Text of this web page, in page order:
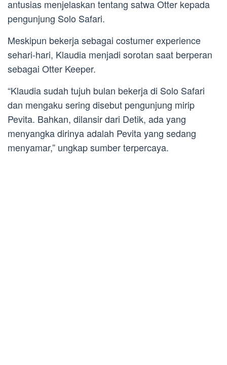
antusias menjelaskan tentang satwa Otter kepada
pengunjung Solo Safari.
Meskipun bekerja sebagai costumer experience
sehari-hari, Klaudia menjadi sorotan saat berperan
sebagai Otter Keeper.
“Klaudia sudah tujuh bulan bekerja di Solo Safari
dan mengaku sering disebut pengunjung mirip
Pevita. Bahkan, dilansir dari Detik, ada yang
menyangka dirinya adalah Pevita yang sedang
menyamar,” ungkap sumber terpercaya.